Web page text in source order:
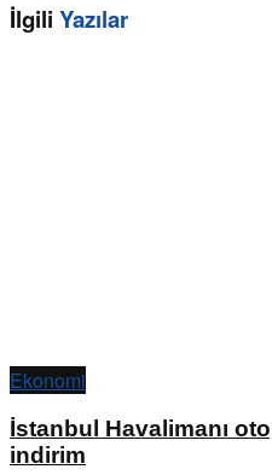
İlgili Yazılar
Ekonomi
İstanbul Havalimanı
indirim